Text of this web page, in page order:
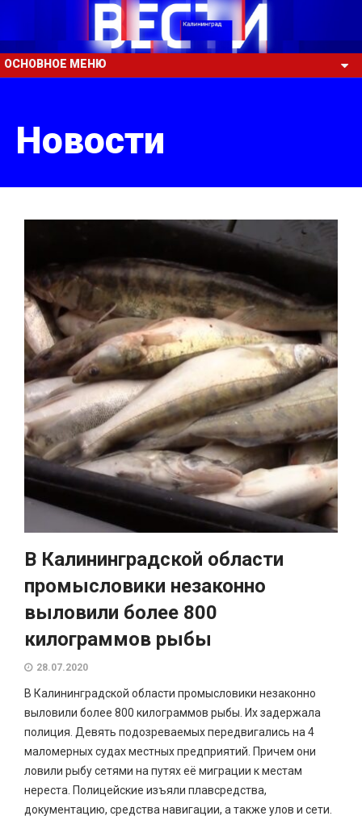
ОСНОВНОЕ МЕНЮ
Новости
В Калининградской области
промысловики незаконно
выловили более 800
килограммов рыбы
28.07.2020
В Калининградской области промысловики незаконно
выловили более 800 килограммов рыбы. Их задержала
полиция. Девять подозреваемых передвигались на 4
маломерных судах местных предприятий. Причем они
ловили рыбу сетями на путях её миграции к местам
нереста. Полицейские изъяли плавсредства,
документацию, средства навигации, а также улов и сети.